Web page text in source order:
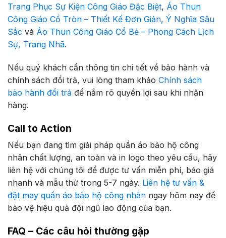
Trang Phục Sự Kiện Công Giáo Đặc Biệt, Áo Thun
Công Giáo Cổ Tròn – Thiết Kế Đơn Giản, Ý Nghĩa Sâu
Sắc và Áo Thun Công Giáo Cổ Bẻ – Phong Cách Lịch
Sự, Trang Nhã.
Nếu quý khách cần thông tin chi tiết về bảo hành và
chính sách đổi trả, vui lòng tham khảo Chính sách
bảo hành đổi trả để nắm rõ quyền lợi sau khi nhận
hàng.
Call to Action
Nếu bạn đang tìm giải pháp quần áo bảo hộ công
nhân chất lượng, an toàn và in logo theo yêu cầu, hãy
liên hệ với chúng tôi để được tư vấn miễn phí, báo giá
nhanh và mẫu thử trong 5-7 ngày. Liên hệ tư vấn &
đặt may quần áo bảo hộ công nhân ngay hôm nay để
bảo vệ hiệu quả đội ngũ lao động của bạn.
FAQ – Các câu hỏi thường gặp